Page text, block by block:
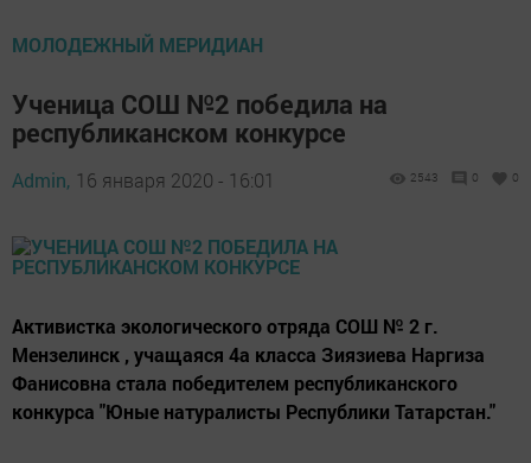
МОЛОДЕЖНЫЙ МЕРИДИАН
Ученица СОШ №2 победила на
республиканском конкурсе
Admin, 16 января 2020 - 16:01 2543 0 0
Активистка экологического отряда СОШ № 2 г.
Мензелинск , учащаяся 4а класса Зиязиева Наргиза
Фанисовна стала победителем республиканского
конкурса "Юные натуралисты Республики Татарстан."